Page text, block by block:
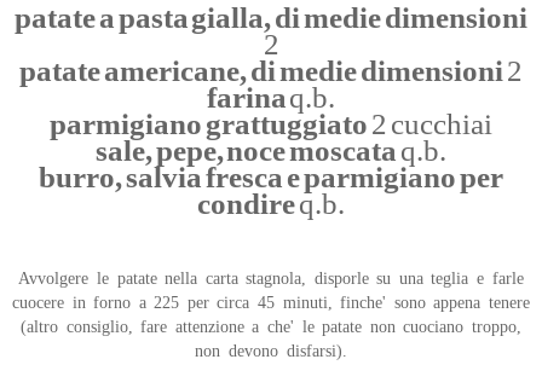
patate a pasta gialla, di medie dimensioni
2
patate americane, di medie dimensioni2
farinaq.b.
parmigiano grattuggiato2 cucchiai
sale, pepe, noce moscataq.b.
burro, salvia fresca e parmigiano per
condireq.b.
Avvolgere le patate nella carta stagnola, disporle su una teglia e farle
cuocere in forno a 225 per circa 45 minuti, finche' sono appena tenere
(altro consiglio, fare attenzione a che' le patate non cuociano troppo,
non devono disfarsi).